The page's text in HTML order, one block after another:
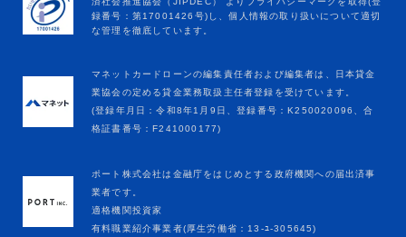
マネットカードローンの編集責任者および編集者は、日本貸金
業協会の定める貸金業務取扱主任者登録を受けています。
(登録年月日：令和8年1月9日、登録番号：K250020096、合
格証書番号：F241000177)
ポート株式会社は金融庁をはじめとする政府機関への届出済事
業者です。
適格機関投資家
有料職業紹介事業者(厚生労働省：13-ﾕ-305645)